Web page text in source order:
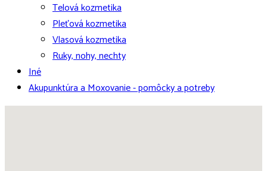
Telová kozmetika
Pleťová kozmetika
Vlasová kozmetika
Ruky, nohy, nechty
Iné
Akupunktúra a Moxovanie - pomôcky a potreby